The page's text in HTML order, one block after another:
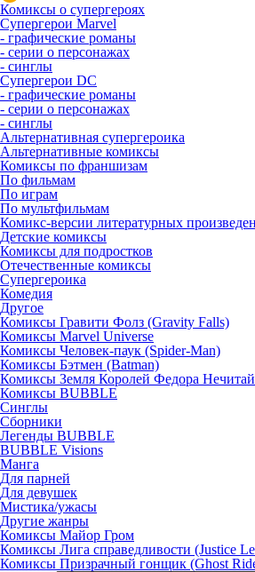
Комиксы о супергероях
Супергерои Marvel
- графические романы
- серии о персонажах
- синглы
Супергерои DC
- графические романы
- серии о персонажах
- синглы
Альтернативная супергероика
Альтернативные комиксы
Комиксы по франшизам
По фильмам
По играм
По мультфильмам
Комикс-версии литературных
Детские комиксы
Комиксы для подростков
Отечественные комиксы
Супергероика
Комедия
Другое
Комиксы Гравити Фолз (Gravity Falls)
Комиксы Marvel Universe
Комиксы Человек-паук (Spider-Man)
Комиксы Бэтмен (Batman)
Комиксы Земля Королей Федора
Комиксы BUBBLE
Синглы
Сборники
Легенды BUBBLE
BUBBLE Visions
Манга
Для парней
Для девушек
Мистика/ужасы
Другие жанры
Комиксы Майор Гром
Комиксы Лига справедливости (Justice
Комиксы Призрачный гонщик (Ghost